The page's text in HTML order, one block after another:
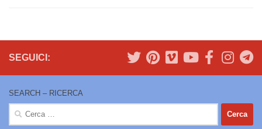
SEGUICI:
SEARCH – RICERCA
Ricerca